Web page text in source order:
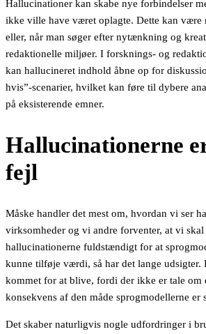
Hallucinationer kan skabe nye forbindelser
ikke ville have været oplagte. Dette kan være
eller, når man søger efter nytænkning og
redaktionelle miljøer. I forsknings- og
kan hallucineret indhold åbne op for
hvis”-scenarier, hvilket kan føre til dybere
på eksisterende emner.
Hallucinationerne
fejl
Måske handler det mest om, hvordan vi ser
virksomheder og vi andre forventer, at vi
hallucinationerne fuldstændigt for at
kunne tilføje værdi, så har det lange udsigter.
kommet for at blive, fordi der ikke er tale om
konsekvens af den måde sprogmodellerne er
Det skaber naturligvis nogle udfordringer i